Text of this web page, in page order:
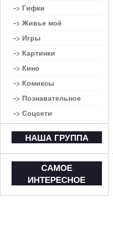
-> Гифки
-> Живье моё
-> Игры
-> Картинки
-> Кино
-> Комиксы
-> Познавательное
-> Соцсети
НАША ГРУППА
САМОЕ
ИНТЕРЕСНОЕ